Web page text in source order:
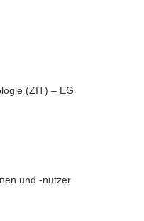
(ZIT) – EG
und -nutzer